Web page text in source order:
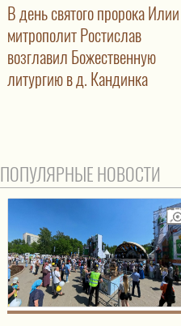
В день святого пророка Илии
митрополит Ростислав
возглавил Божественную
литургию в д. Кандинка
ПОПУЛЯРНЫЕ НОВОСТИ